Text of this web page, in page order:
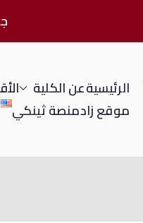
الرئيسيةعن الكلية
موقع زادمنصة ثينكي